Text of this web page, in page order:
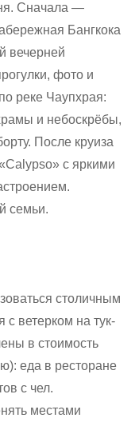
Сначала —
Бангкока
вечерней
фото и
реке Чаупхрая:
и небоскрёбы,
После круиза
с яркими
семьи.
столичным
с ветерком на тук-
в стоимость
еда в ресторане
с чел.
местами